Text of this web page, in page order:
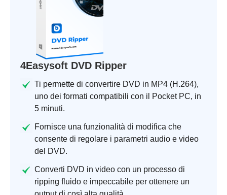
4Easysoft DVD Ripper
Ti permette di convertire DVD in MP4 (H.264),
uno dei formati compatibili con il Pocket PC, in
5 minuti.
Fornisce una funzionalità di modifica che
consente di regolare i parametri audio e video
del DVD.
Converti DVD in video con un processo di
ripping fluido e impeccabile per ottenere un